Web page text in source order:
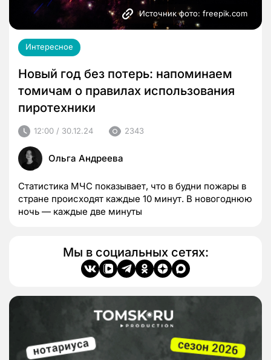
Источник фото: freepik.com
Интересное
Новый год без потерь: напоминаем
томичам о правилах использования
пиротехники
12:00 / 30.12.24 2343
Ольга Андреева
Статистика МЧС показывает, что в будни пожары в
стране происходят каждые 10 минут. В новогоднюю
ночь — каждые две минуты
Мы в социальных сетях: